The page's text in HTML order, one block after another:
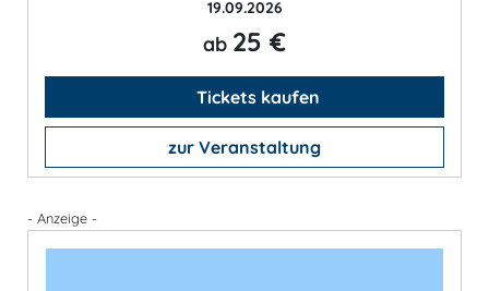
19.09.2026
ab 25 €
Tickets kaufen
zur Veranstaltung
- Anzeige -